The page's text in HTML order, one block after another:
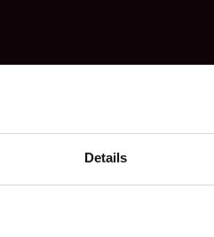
Details